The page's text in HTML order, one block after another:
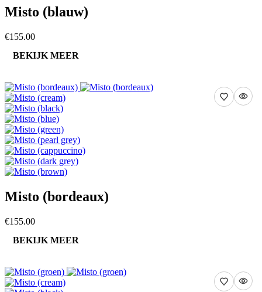
Misto (blauw)
€155.00
BEKIJK MEER
Misto (bordeaux)
€155.00
BEKIJK MEER